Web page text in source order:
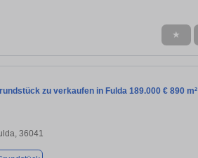
★
zu verkaufen in Fulda 189.000 € 890 m²
36041